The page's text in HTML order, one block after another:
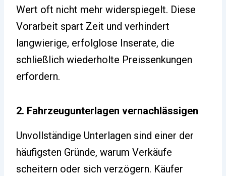
Wert oft nicht mehr widerspiegelt. Diese
Vorarbeit spart Zeit und verhindert
langwierige, erfolglose Inserate, die
schließlich wiederholte Preissenkungen
erfordern.
2. Fahrzeugunterlagen vernachlässigen
Unvollständige Unterlagen sind einer der
häufigsten Gründe, warum Verkäufe
scheitern oder sich verzögern. Käufer